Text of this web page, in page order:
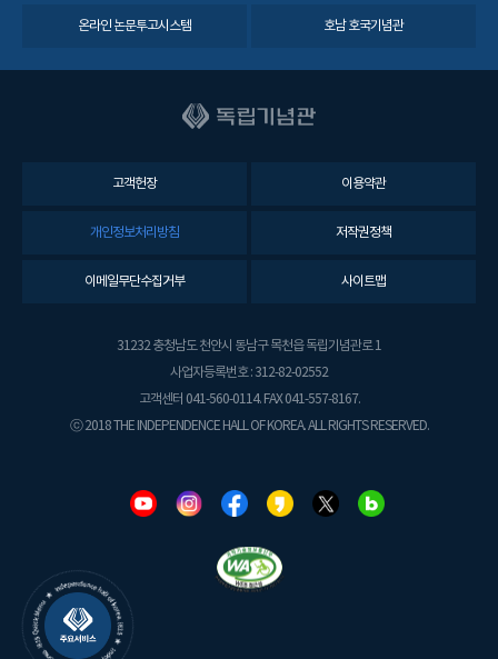
온라인 논문투고시스템 호남 호국기념관
고객헌장 이용약관
개인정보처리방침 저작권정책
이메일무단수집거부 사이트맵
31232 충청남도 천안시 동남구 목천읍 독립기념관로 1
사업자등록번호 : 312-82-02552
고객센터 041-560-0114. FAX 041-557-8167.
ⓒ 2018 THE INDEPENDENCE HALL OF KOREA. ALL RIGHTS RESERVED.